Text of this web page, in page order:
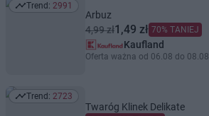
Trend: 2991
Trend: 2991
Arbuz
4,99 zł1,49 zł 70% TANIEJ
Kaufland
Oferta ważna od 06.08 do 08.08
Trend: 2723
Trend: 2723
Twaróg Klinek Delikate